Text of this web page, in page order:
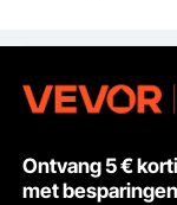
Ontvang 5 €
met